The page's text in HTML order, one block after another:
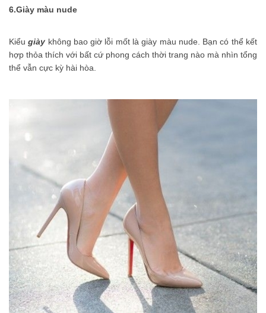
6.Giày màu nude
Kiểugiày không bao giờ lỗi mốt là giày màu nude. Bạn có thể kết
hợp thỏa thích với bất cứ phong cách thời trang nào mà nhìn tổng
thể vẫn cực kỳ hài hòa.